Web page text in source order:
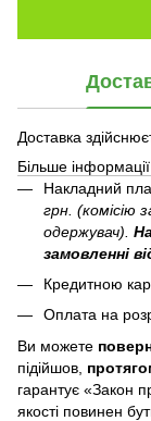
Доставка
Більше
Накладний
грн. (комісію
одержувач).
замовленні
Кредитною
Оплата на
Ви можете
підійшов,
гарантує «Закон
якості повинен